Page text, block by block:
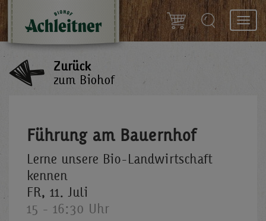
Zurück
zum Biohof
Führung am Bauernhof
Lerne unsere Bio-Landwirtschaft
kennen
FR, 11. Juli
15 - 16:30 Uhr